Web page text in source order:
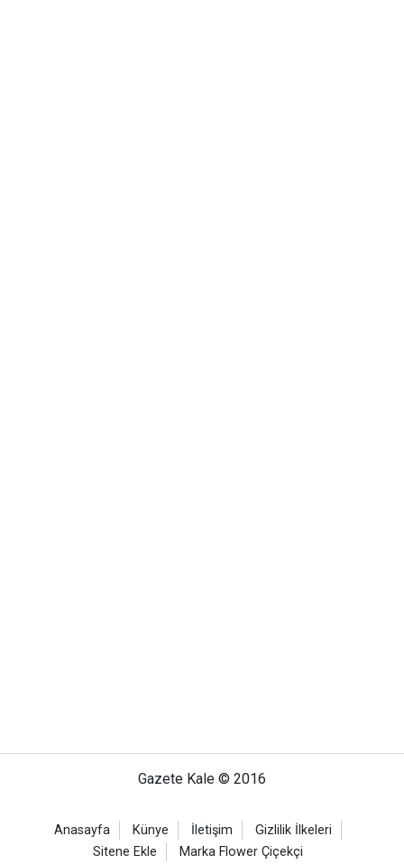
Gazete Kale © 2016
Anasayfa Künye İletişim
Gizlilik İlkeleri
Sitene Ekle
Marka Flower Çiçekçi